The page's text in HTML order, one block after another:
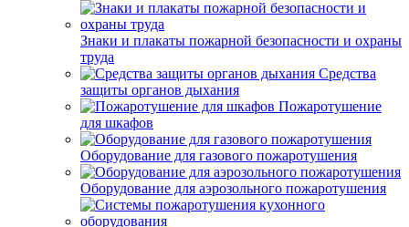
Знаки и плакаты пожарной безопасности и охраны
труда
Средства
защиты органов дыхания
Пожаротушение
для шкафов
Оборудование для газового пожаротушения
Оборудование для аэрозольного пожаротушения